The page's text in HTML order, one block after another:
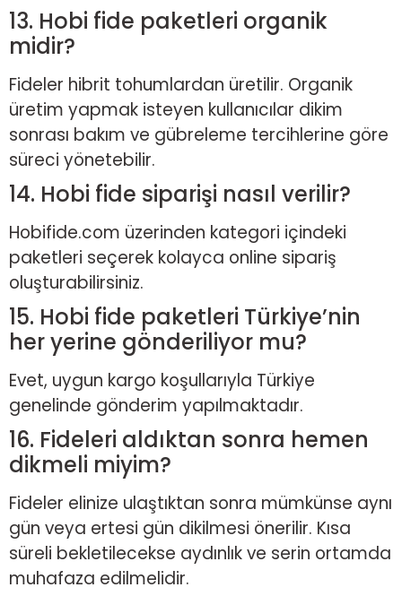
13. Hobi fide paketleri organik
midir?
Fideler hibrit tohumlardan üretilir. Organik
üretim yapmak isteyen kullanıcılar dikim
sonrası bakım ve gübreleme tercihlerine göre
süreci yönetebilir.
14. Hobi fide siparişi nasıl verilir?
Hobifide.com üzerinden kategori içindeki
paketleri seçerek kolayca online sipariş
oluşturabilirsiniz.
15. Hobi fide paketleri Türkiye’nin
her yerine gönderiliyor mu?
Evet, uygun kargo koşullarıyla Türkiye
genelinde gönderim yapılmaktadır.
16. Fideleri aldıktan sonra hemen
dikmeli miyim?
Fideler elinize ulaştıktan sonra mümkünse aynı
gün veya ertesi gün dikilmesi önerilir. Kısa
süreli bekletilecekse aydınlık ve serin ortamda
muhafaza edilmelidir.